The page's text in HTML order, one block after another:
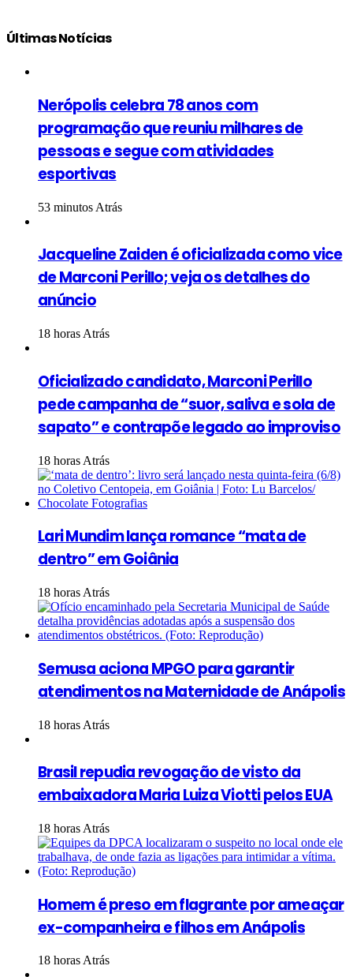
Últimas Notícias
Nerópolis celebra 78 anos com
programação que reuniu milhares de
pessoas e segue com atividades
esportivas
53 minutos Atrás
Jacqueline Zaiden é oficializada como vice
de Marconi Perillo; veja os detalhes do
anúncio
18 horas Atrás
Oficializado candidato, Marconi Perillo
pede campanha de “suor, saliva e sola de
sapato” e contrapõe legado ao improviso
18 horas Atrás
Lari Mundim lança romance “mata de
dentro” em Goiânia
18 horas Atrás
Semusa aciona MPGO para garantir
atendimentos na Maternidade de Anápolis
18 horas Atrás
Brasil repudia revogação de visto da
embaixadora Maria Luiza Viotti pelos EUA
18 horas Atrás
Homem é preso em flagrante por ameaçar
ex-companheira e filhos em Anápolis
18 horas Atrás